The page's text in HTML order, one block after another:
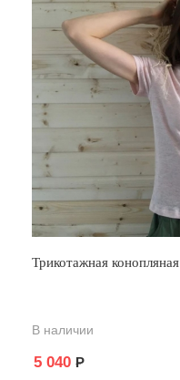
Трикотажная
В наличии
5 040 Р